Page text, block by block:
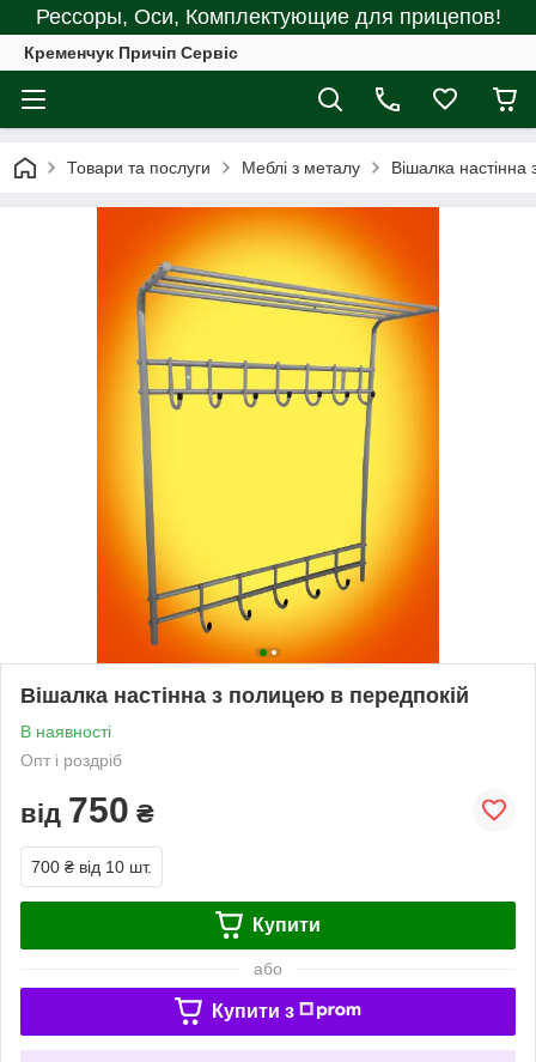
Рессоры, Оси, Комплектующие для прицепов!
Кременчук Причіп Сервіс
Товари та послуги Меблі з металу Вішалка
Вішалка настінна з полицею в передпокій
В наявності
Опт і роздріб
від 750 ₴
700 ₴ від 10 шт.
Купити
або
Купити з